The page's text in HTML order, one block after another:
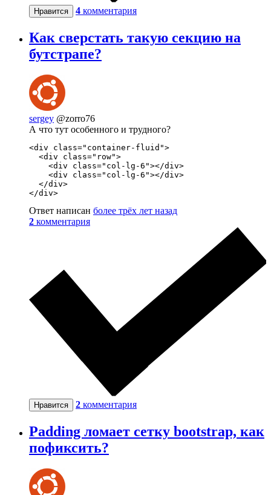
Нравится 4 комментария
Как сверстать такую секцию на
бутстрапе?
sergey @zorro76
А что тут особенного и трудного?
<div class="container-fluid">
  <div class="row">
    <div class="col-lg-6"></div>
    <div class="col-lg-6"></div>
  </div>
</div>
Ответ написан более трёх лет назад
2 комментария
Нравится 2 комментария
Padding ломает сетку bootstrap, как
пофиксить?